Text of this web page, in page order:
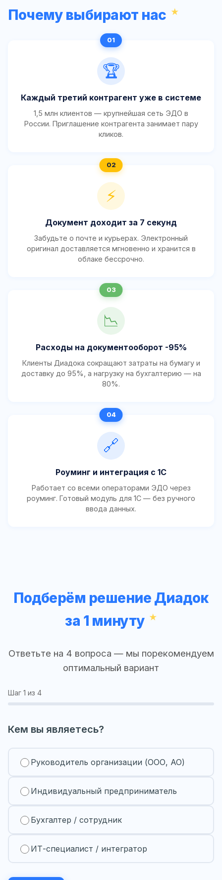
Почему выбирают нас
🏆
Каждый третий контрагент уже в системе
1,5 млн клиентов — крупнейшая сеть ЭДО в
России. Приглашение контрагента занимает пару
кликов.
⚡
Документ доходит за 7 секунд
Забудьте о почте и курьерах. Электронный
оригинал доставляется мгновенно и хранится в
облаке бессрочно.
📉
Расходы на документооборот -95%
Клиенты Диадока сокращают затраты на бумагу и
доставку до 95%, а нагрузку на бухгалтерию — на
80%.
🔗
Роуминг и интеграция с 1С
Работает со всеми операторами ЭДО через
роуминг. Готовый модуль для 1С — без ручного
ввода данных.
Подберём решение Диадок
за 1 минуту
Ответьте на 4 вопроса — мы порекомендуем
оптимальный вариант
Шаг 1 из 4
Кем вы являетесь?
Руководитель организации (ООО, АО)
Индивидуальный предприниматель
Бухгалтер / сотрудник
ИТ-специалист / интегратор